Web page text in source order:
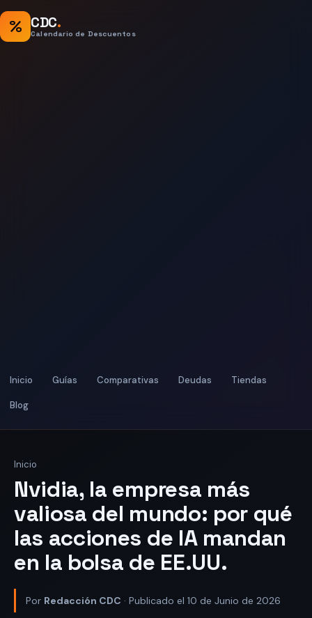
% CDC.
Calendario de Descuentos
Inicio Guías Comparativas Deudas Tiendas
Blog
Inicio
Nvidia, la empresa más
valiosa del mundo: por qué
las acciones de IA mandan
en la bolsa de EE.UU.
Por Redacción CDC · Publicado el 10 de Junio de 2026